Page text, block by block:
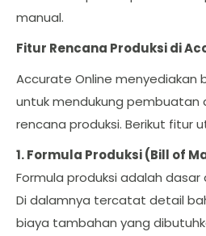
manual.
Fitur Rencana Produksi di
Accurate Online menyediakan
untuk mendukung pembuatan
rencana produksi. Berikut fitur
1. Formula Produksi (Bill of
Formula produksi adalah dasar
Di dalamnya tercatat detail
biaya tambahan yang